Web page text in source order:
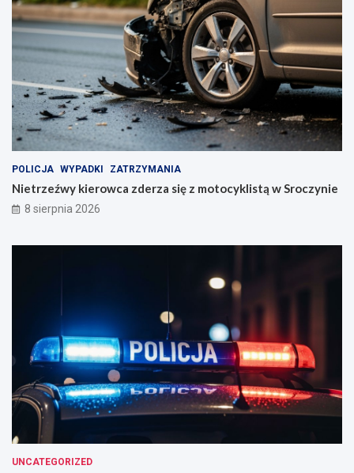
POLICJA WYPADKI ZATRZYMANIA
Nietrzeźwy kierowca zderza się z motocyklistą w Sroczynie
8 sierpnia 2026
UNCATEGORIZED